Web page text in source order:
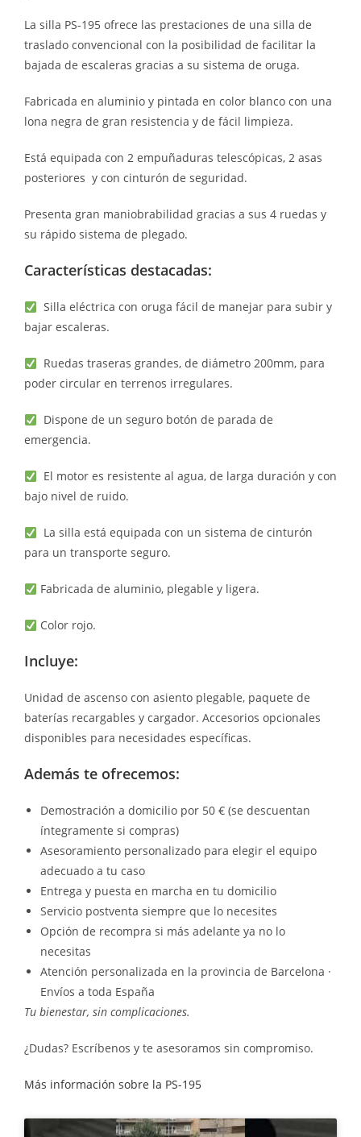
La silla PS-195 ofrece las prestaciones de una silla de
traslado convencional con la posibilidad de facilitar la
bajada de escaleras gracias a su sistema de oruga.
Fabricada en aluminio y pintada en color blanco con una
lona negra de gran resistencia y de fácil limpieza.
Está equipada con 2 empuñaduras telescópicas, 2 asas
posteriores y con cinturón de seguridad.
Presenta gran maniobrabilidad gracias a sus 4 ruedas y
su rápido sistema de plegado.
Características destacadas:
Silla eléctrica con oruga fácil de manejar para subir y
bajar escaleras.
Ruedas traseras grandes, de diámetro 200mm, para
poder circular en terrenos irregulares.
Dispone de un seguro botón de parada de
emergencia.
El motor es resistente al agua, de larga duración y con
bajo nivel de ruido.
La silla está equipada con un sistema de cinturón
para un transporte seguro.
Fabricada de aluminio, plegable y ligera.
Color rojo.
Incluye:
Unidad de ascenso con asiento plegable, paquete de
baterías recargables y cargador. Accesorios opcionales
disponibles para necesidades específicas.
Además te ofrecemos:
Demostración a domicilio por 50 € (se descuentan
íntegramente si compras)
Asesoramiento personalizado para elegir el equipo
adecuado a tu caso
Entrega y puesta en marcha en tu domicilio
Servicio postventa siempre que lo necesites
Opción de recompra si más adelante ya no lo
necesitas
Atención personalizada en la provincia de Barcelona ·
Envíos a toda España
Tu bienestar, sin complicaciones.
¿Dudas? Escríbenos y te asesoramos sin compromiso.
Más información sobre la PS-195